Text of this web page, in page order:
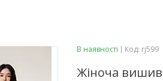
В наявності Код: rj599
Жіноча